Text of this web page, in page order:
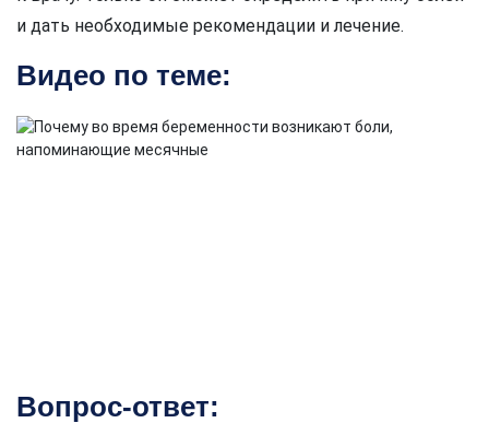
и дать необходимые рекомендации и лечение.
Видео по теме:
Вопрос-ответ: